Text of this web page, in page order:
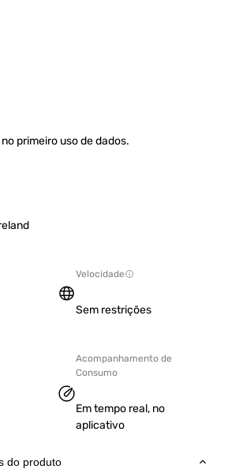
primeiro uso de dados.
Velocidade
Sem restrições
Acompanhamento de
Consumo
Em tempo real, no
aplicativo
do produto